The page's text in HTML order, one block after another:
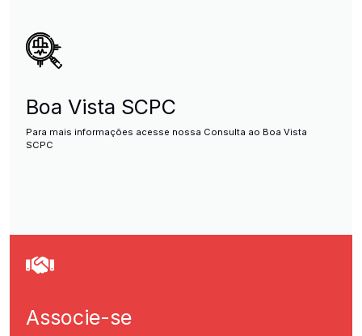
Boa Vista SCPC
Para mais informações acesse nossa Consulta ao Boa Vista
SCPC
Associe-se